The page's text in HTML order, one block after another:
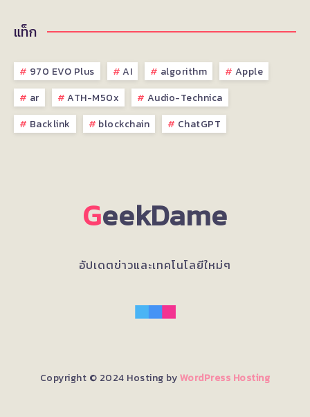
แท็ก
970 EVO Plus AI algorithm
Apple
ar
ATH-M50x
Audio-Technica
Backlink
blockchain ChatGPT
GeekDame
อัปเดตข่าวและเทคโนโลยีใหม่ๆ
Copyright © 2024 Hosting byWordPress Hosting